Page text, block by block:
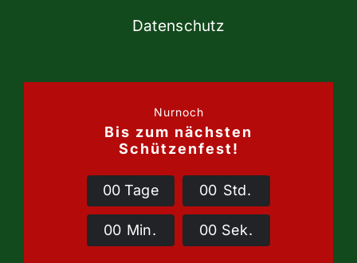
Datenschutz
Nurnoch
Bis zum nächsten
Schützenfest!
00 Tage 00 Std.
00 Min. 00 Sek.